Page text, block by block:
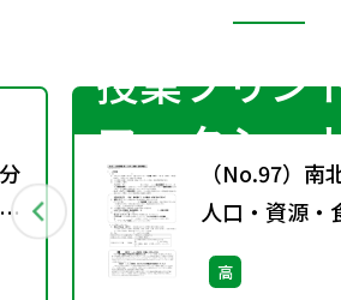
授業プリン
ワークシー
（No.97）南
人口・資源・
―［サブ・ノ
高